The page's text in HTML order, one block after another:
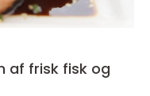
af frisk fisk og